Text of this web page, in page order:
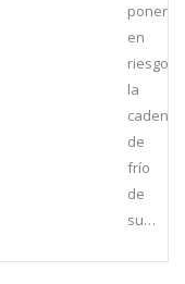
poner
en
riesgo
la
cadena
de
frío
de
su…